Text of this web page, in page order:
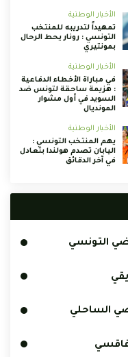
الأخبار الوطنية
تمهيداً لتدريبه للمنتخب
التونسي : رونار يحط الرحال
بمونتيري
الأخبار الوطنية
في مباراة الأخطاء الدفاعية
: هزيمة ساحقة لتونس ضد
السويد في أول مشوار
المونديال
الأخبار الوطنية
يهم المنتخب التونسي :
اليابان تصدم هولندا بتعادل
في آخر الدقائق
التونسي
الساحلي